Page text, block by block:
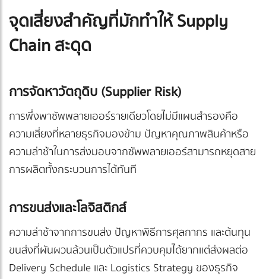
จุดเสี่ยงสำคัญที่มักทำให้ Supply
Chain สะดุด
การจัดหาวัตถุดิบ (Supplier Risk)
การพึ่งพาซัพพลายเออร์รายเดียวโดยไม่มีแผนสำรองคือ
ความเสี่ยงที่หลายธุรกิจมองข้าม ปัญหาคุณภาพสินค้าหรือ
ความล่าช้าในการส่งมอบจากซัพพลายเออร์สามารถหยุดสาย
การผลิตทั้งกระบวนการได้ทันที
การขนส่งและโลจิสติกส์
ความล่าช้าจากการขนส่ง ปัญหาพิธีการศุลกากร และต้นทุน
ขนส่งที่ผันผวนล้วนเป็นตัวแปรที่ควบคุมได้ยากแต่ส่งผลต่อ
Delivery Schedule และ Logistics Strategy ของธุรกิจ